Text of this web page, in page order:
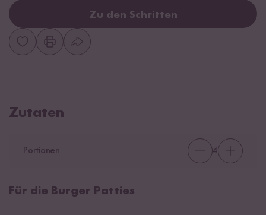
Zu den Schritten
Zutaten
Portionen 4
Für die Burger Patties